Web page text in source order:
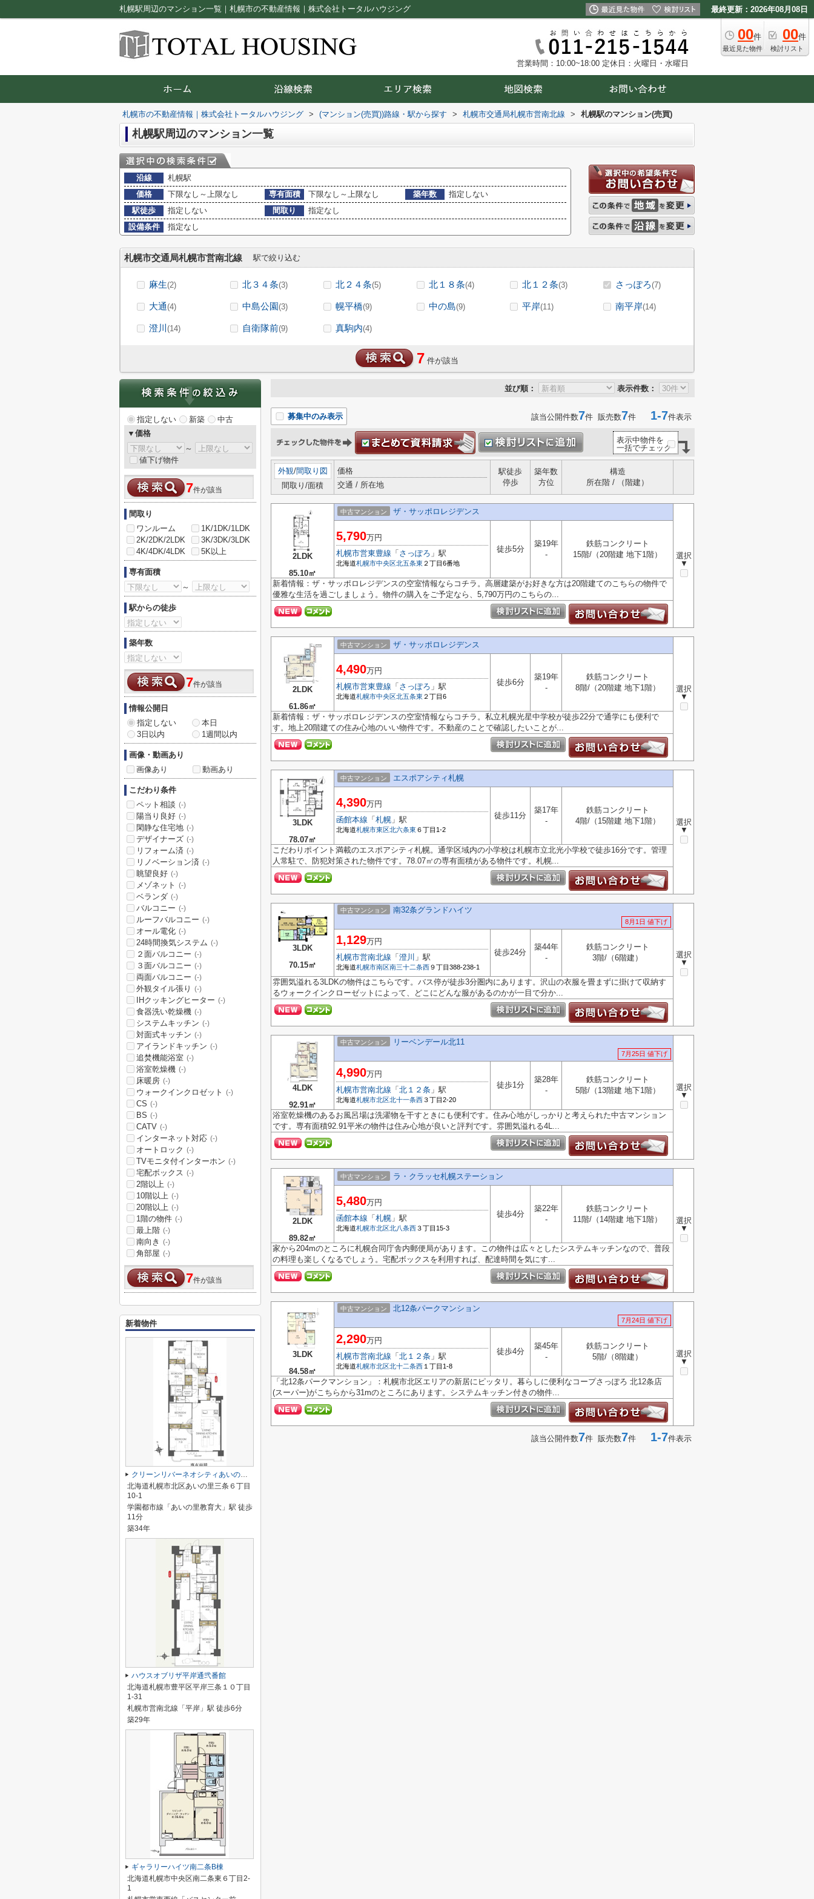
札幌駅周辺のマンション一覧｜札幌市の不動産情報｜株式会社トータルハウジング 最終更新：2026年08月08日
00件
最近見た物件
00件
検討リスト
営業時間：10:00~18:00 定休日：火曜日・水曜日
札幌市の不動産情報｜株式会社トータルハウジング > (マンション(売買))路線・駅から探す > 札幌市交通局札幌市営南北線 > 札幌駅のマンション(売買)
札幌駅周辺のマンション一覧
沿線
札幌駅
価格
下限なし～上限なし 専有面積 下限なし～上限なし 築年数
指定しない
駅徒歩
指定しない 間取り
指定なし
設備条件
指定なし
札幌市交通局札幌市営南北線 駅で絞り込む
麻生(2) 北３４条(3) 北２４条(5) 北１８条(4) 北１２条(3) さっぽろ(7)
大通(4) 中島公園(3) 幌平橋(9) 中の島(9) 平岸(11) 南平岸(14)
澄川 (14) 自衛隊前(9) 真駒内(4)
7 件が該当
並び順： 表示件数：
募集中のみ表示 該当公開件数7件 販売数7件 1-7件表示
表示中物件を
一括でチェック
外観/間取り図
間取り/面積
価格
交通 / 所在地
駅徒歩
停歩
築年数
方位
構造
所在階 / （階建）
2LDK
85.10㎡
中古マンション ザ・サッポロレジデンス
選択
▼
5,790万円
札幌市営東豊線 「 さっぽろ 」駅
北海道札幌市中央区北五条東 ２丁目6番地
徒歩5分
築19年
-
鉄筋コンクリート
15階/（20階建 地下1階）
新着情報：ザ・サッポロレジデンスの空室情報ならコチラ。高層建築がお好きな方は20階建てのこちらの物件で
優雅な生活を過ごしましょう。物件の購入をご予定なら、5,790万円のこちらの...
2LDK
61.86㎡
中古マンション ザ・サッポロレジデンス
選択
▼
4,490万円
札幌市営東豊線 「 さっぽろ 」駅
北海道札幌市中央区北五条東 ２丁目6
徒歩6分
築19年
-
鉄筋コンクリート
8階/（20階建 地下1階）
新着情報：ザ・サッポロレジデンスの空室情報ならコチラ。私立札幌光星中学校が徒歩22分で通学にも便利で
す。地上20階建ての住み心地のいい物件です。不動産のことで確認したいことが...
3LDK
78.07㎡
中古マンション エスポアシティ札幌
選択
▼
4,390万円
函館本線 「 札幌 」駅
北海道札幌市東区北六条東６丁目1-2
徒歩11分
築17年
-
鉄筋コンクリート
4階/（15階建 地下1階）
こだわりポイント満載のエスポアシティ札幌。通学区域内の小学校は札幌市立北光小学校で徒歩16分です。管理
人常駐で、防犯対策された物件です。78.07㎡の専有面積がある物件です。札幌...
3LDK
70.15㎡
中古マンション 南32条グランドハイツ
8月1日 値下げ
選択
▼
1,129万円
札幌市営南北線 「 澄川 」駅
北海道札幌市南区南三十二条西９丁目388-238-1
徒歩24分
築44年
-
鉄筋コンクリート
3階/（6階建）
雰囲気溢れる3LDKの物件はこちらです。バス停が徒歩3分圏内にあります。沢山の衣服を畳まずに掛けて収納す
るウォークインクローゼットによって、どこにどんな服があるのかが一目で分か...
4LDK
92.91㎡
中古マンション リーベンデール北11
7月25日 値下げ
選択
▼
4,990万円
札幌市営南北線 「 北１２条 」駅
北海道札幌市北区北十一条西３丁目2-20
徒歩1分
築28年
-
鉄筋コンクリート
5階/（13階建 地下1階）
浴室乾燥機のあるお風呂場は洗濯物を干すときにも便利です。住み心地がしっかりと考えられた中古マンション
です。専有面積92.91平米の物件は住み心地が良いと評判です。雰囲気溢れる4L...
2LDK
89.82㎡
中古マンション ラ・クラッセ札幌ステーション
選択
▼
5,480万円
函館本線 「 札幌 」駅
北海道札幌市北区北八条西３丁目15-3
徒歩4分
築22年
-
鉄筋コンクリート
11階/（14階建 地下1階）
家から204mのところに札幌合同庁舎内郵便局があります。この物件は広々としたシステムキッチンなので、普段
の料理も楽しくなるでしょう。宅配ボックスを利用すれば、配達時間を気にす...
3LDK
84.58㎡
中古マンション 北12条パークマンション
7月24日 値下げ
選択
▼
2,290万円
札幌市営南北線 「 北１２条 」駅
北海道札幌市北区北十二条西 １丁目1-8
徒歩4分
築45年
-
鉄筋コンクリート
5階/（8階建）
「北12条パークマンション」：札幌市北区エリアの新居にピッタリ。暮らしに便利なコープさっぽろ 北12条店
(スーパー)がこちらから31mのところにあります。システムキッチン付きの物件...
該当公開件数7件 販売数7件 1-7件表示
指定しない 新築
中古
▼価格
～
値下げ物件
7件が該当
間取り
ワンルーム
1K/1DK/1LDK
2K/2DK/2LDK
3K/3DK/3LDK
4K/4DK/4LDK
5K以上
専有面積
～
駅からの徒歩
築年数
7件が該当
情報公開日
指定しない
本日
3日以内
1週間以内
画像・動画あり
画像あり
動画あり
こだわり条件
ペット相談 (-)
陽当り良好 (-)
閑静な住宅地 (-)
デザイナーズ (-)
リフォーム済 (-)
リノベーション済 (-)
眺望良好 (-)
メゾネット (-)
ベランダ (-)
バルコニー (-)
ルーフバルコニー (-)
オール電化 (-)
24時間換気システム (-)
２面バルコニー (-)
３面バルコニー (-)
両面バルコニー (-)
外観タイル張り (-)
IHクッキングヒーター (-)
食器洗い乾燥機 (-)
システムキッチン (-)
対面式キッチン (-)
アイランドキッチン (-)
追焚機能浴室 (-)
浴室乾燥機 (-)
床暖房 (-)
ウォークインクロゼット (-)
CS (-)
BS (-)
CATV (-)
インターネット対応 (-)
オートロック (-)
TVモニタ付インターホン (-)
宅配ボックス (-)
2階以上 (-)
10階以上 (-)
20階以上 (-)
1階の物件 (-)
最上階 (-)
南向き (-)
角部屋 (-)
7件が該当
新着物件
クリーンリバーネオシティあいの里Cステージ
北海道札幌市北区あいの里三条６丁目
10-1
学園都市線「あいの里教育大」駅 徒歩
11分
築34年
ハウスオブリザ平岸通弐番館
北海道札幌市豊平区平岸三条１０丁目
1-31
札幌市営南北線「平岸」駅 徒歩6分
築29年
ギャラリーハイツ南二条B棟
北海道札幌市中央区南二条東６丁目2-
1